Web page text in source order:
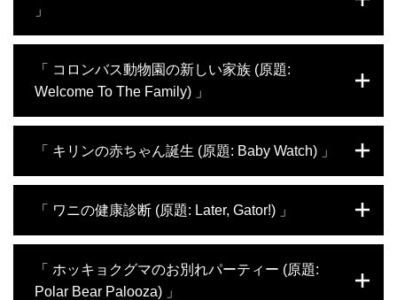
るが…。尿の出が悪いサル“シルバールト
ン”のフィニックに、飼育員や獣医は手厚い
のオスのベルが、メスたちとの間にたくさん
の子供をもうけた。今回は子供たちの健診を
」
続いているペンギンのバリー。新任獣医師ケ
イティの治療で無事に換羽期を終えられるの
近に腫瘍のようなものが出来たトナカイのス
ズ”では、チーターのワンガリの妊娠から赤
「 コロンバス動物園の新しい家族 (原題:
Welcome To The Family) 」
ゴリラのザーラは、両親を亡くし、コロンバ
ス動物園に引き取られることになった。生ま
飼育員や養母と対面する。マヌルネコのマン
ダは、急激に体重が減少。フラミンゴのアン
なった。獣医たちが不調の原因を究明する。
野生生物保護公園では、妊娠中のマサイキリ
「 キリンの赤ちゃん誕生 (原題: Baby Watch) 」
ンバス動物園では約20年ぶりのキリンの赤ち
ゃんの誕生に、飼育員や獣医たちは大喜び。
ちの足の治療や、うまく走ることができない
チーター・エメットの肩の検査に密着。ま
「 ワニの健康診断 (原題: Later, Gator!) 」
健康診断を受診するが、CT検査の最中もじ
っとしていられない。妊娠中のスローロリス
「 ホッキョクグマのお別れパーティー (原題:
Polar Bear Palooza) 」